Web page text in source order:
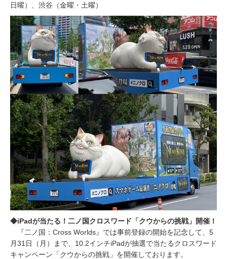
日曜）、渋谷（金曜・土曜）
◆iPadが当たる！二ノ国クロスワード「クウからの挑戦」開催！
『二ノ国：Cross Worlds』では事前登録の開始を記念して、5
月31日（月）まで、10.2インチiPadが抽選で当たるクロスワード
キャンペーン「クウからの挑戦」を開催しております。